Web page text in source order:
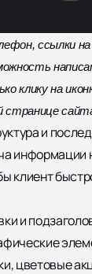
ссылки на
клику на
странице
и
информации
клиент
и
цветовые